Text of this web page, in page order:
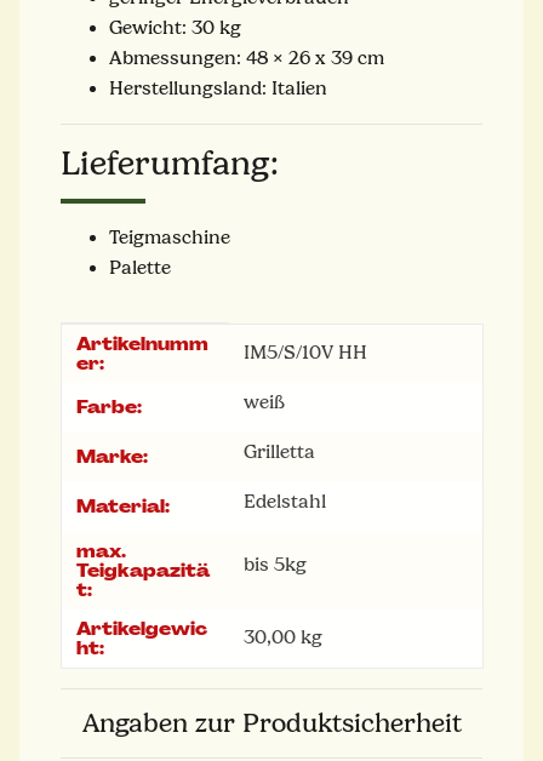
Gewicht: 30 kg
Abmessungen: 48 × 26 x 39 cm
Herstellungsland: Italien
Lieferumfang:
Teigmaschine
Palette
Produkteigenschaft
Wert
Artikelnumm
er:
IM5/S/10V HH
Farbe: weiß
Marke: Grilletta
Material: Edelstahl
max.
Teigkapazitä
t:
bis 5kg
Artikelgewic
ht:
30,00 kg
Angaben zur Produktsicherheit